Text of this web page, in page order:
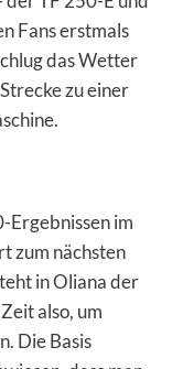
Fans erstmals
das Wetter
zu einer
Ergebnissen im
zum nächsten
in Oliana der
also, um
Die Basis